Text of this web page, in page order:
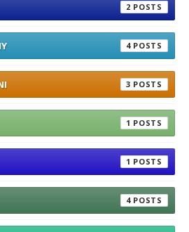
2
4
3
1
1
4